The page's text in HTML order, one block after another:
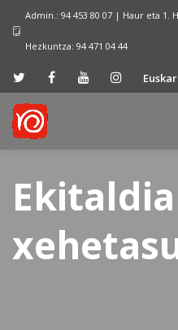
Admin.: 94 453 80 07 | Haur eta 1.
Hezkuntza: 94 471 04 44